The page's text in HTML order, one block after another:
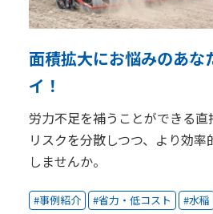
面積拡大にお悩みのあな
イ！
労力不足を補うことができる
リスクを分散しつつ、より効
しませんか。
事例紹介 省力・低コスト 水稲